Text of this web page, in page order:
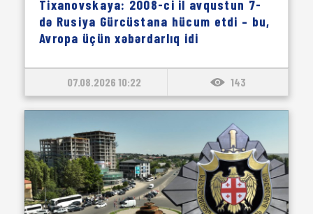
Tixanovskaya: 2008-ci il avqustun 7-
də Rusiya Gürcüstana hücum etdi – bu,
Avropa üçün xəbərdarlıq idi
07.08.2026 10:22 143